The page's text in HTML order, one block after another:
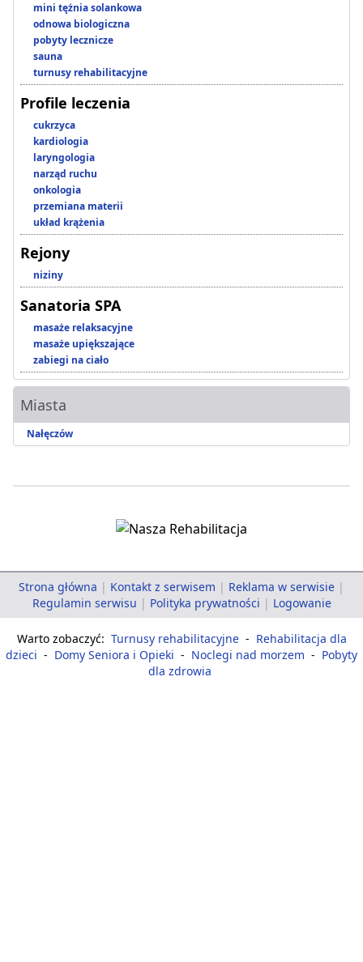
mini tężnia solankowa
odnowa biologiczna
pobyty lecznicze
sauna
turnusy rehabilitacyjne
Profile leczenia
cukrzyca
kardiologia
laryngologia
narząd ruchu
onkologia
przemiana materii
układ krążenia
Rejony
niziny
Sanatoria SPA
masaże relaksacyjne
masaże upiększające
zabiegi na ciało
Miasta
Nałęczów
Strona główna | Kontakt z serwisem | Reklama w serwisie |
Regulamin serwisu | Polityka prywatności | Logowanie
Warto zobaczyć: Turnusy rehabilitacyjne - Rehabilitacja dla
dzieci - Domy Seniora i Opieki - Noclegi nad morzem - Pobyty
dla zdrowia